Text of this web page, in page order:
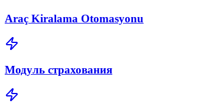
Araç Kiralama Otomasyonu
Модуль страхования